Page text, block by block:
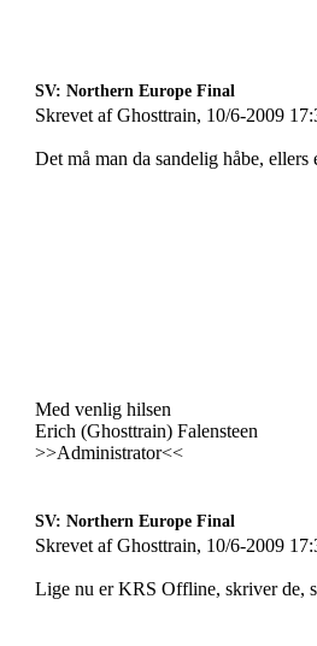
SV: Northern Europe Final
Skrevet af Ghosttrain, 10/6-2009
Det må man da sandelig håbe,
Med venlig hilsen
Erich (Ghosttrain) Falensteen
>>Administrator<<
SV: Northern Europe Final
Skrevet af Ghosttrain, 10/6-2009
Lige nu er KRS Offline, skriver de,